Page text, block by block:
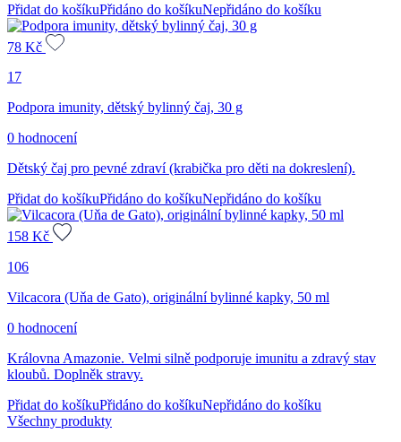
Přidat do košíkuPřidáno do košíkuNepřidáno do košíku
78 Kč
17
Podpora imunity, dětský bylinný čaj, 30 g
0 hodnocení
Dětský čaj pro pevné zdraví (krabička pro děti na dokreslení).
Přidat do košíkuPřidáno do košíkuNepřidáno do košíku
158 Kč
106
Vilcacora (Uňa de Gato), originální bylinné kapky, 50 ml
0 hodnocení
Královna Amazonie. Velmi silně podporuje imunitu a zdravý stav
kloubů. Doplněk stravy.
Přidat do košíkuPřidáno do košíkuNepřidáno do košíku
Všechny produkty